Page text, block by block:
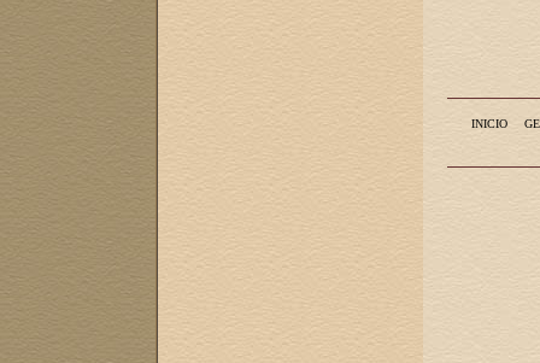
INICIO